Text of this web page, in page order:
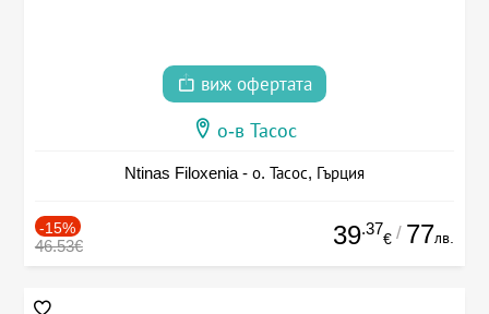
виж офертата
о-в Тасос
Ntinas Filoxenia - о. Тасос, Гърция
-15%
46.53€ 39.37
€ / 77лв.